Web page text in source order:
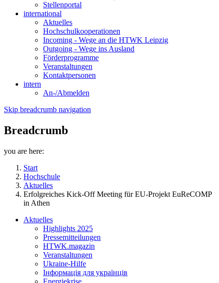
Stellenportal
international
Aktuelles
Hochschulkooperationen
Incoming - Wege an die HTWK Leipzig
Outgoing - Wege ins Ausland
Förderprogramme
Veranstaltungen
Kontaktpersonen
intern
An-/Abmelden
Skip breadcrumb navigation
Breadcrumb
you are here:
Start
Hochschule
Aktuelles
Erfolgreiches Kick-Off Meeting für EU-Projekt EuReCOMP
in Athen
Aktuelles
Highlights 2025
Pressemitteilungen
HTWK.magazin
Veranstaltungen
Ukraine-Hilfe
Інформація для українців